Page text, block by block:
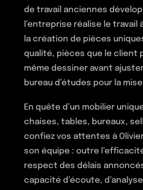
Finitions
Mobilier de
de travail anciennes
l’entreprise réalise le travail
la création de pièces
qualité, pièces que le client
même dessiner avant
bureau d’études pour la
En quête d’un mobilier
chaises, tables, bureaux,
confiez vos attentes à
son équipe : outre
respect des délais
capacité d’écoute,